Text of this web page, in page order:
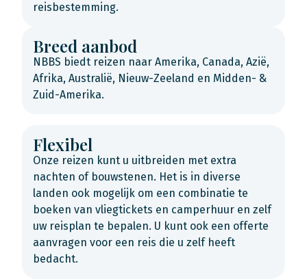
reisbestemming.
Breed aanbod
NBBS biedt reizen naar Amerika, Canada, Azië,
Afrika, Australië, Nieuw-Zeeland en Midden- &
Zuid-Amerika.
Flexibel
Onze reizen kunt u uitbreiden met extra
nachten of bouwstenen. Het is in diverse
landen ook mogelijk om een combinatie te
boeken van vliegtickets en camperhuur en zelf
uw reisplan te bepalen. U kunt ook een offerte
aanvragen voor een reis die u zelf heeft
bedacht.